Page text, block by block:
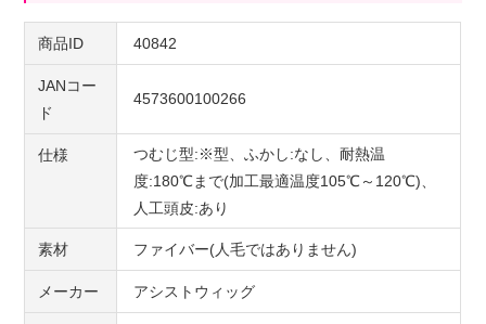
商品ID 40842
JANコー
ド
4573600100266
仕様
つむじ型:※型、ふかし:なし、耐熱温
度:180℃まで(加工最適温度105℃～120℃)、
人工頭皮:あり
素材 ファイバー(人毛ではありません)
メーカー アシストウィッグ